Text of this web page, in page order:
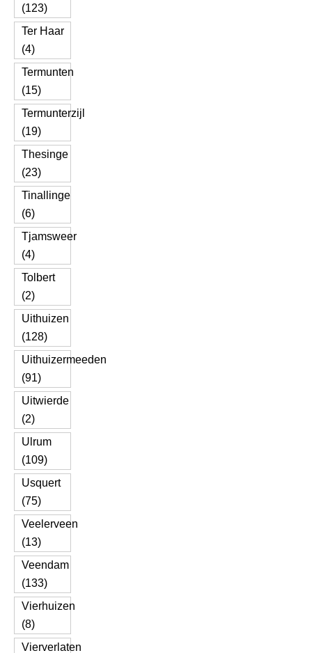
(123)
Ter Haar
(4)
Termunten
(15)
Termunterzijl
(19)
Thesinge
(23)
Tinallinge
(6)
Tjamsweer
(4)
Tolbert
(2)
Uithuizen
(128)
Uithuizermeeden
(91)
Uitwierde
(2)
Ulrum
(109)
Usquert
(75)
Veelerveen
(13)
Veendam
(133)
Vierhuizen
(8)
Vierverlaten